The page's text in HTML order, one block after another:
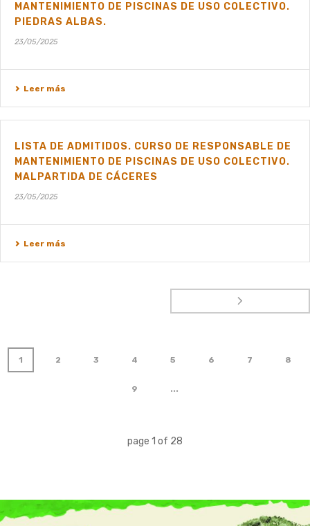
MANTENIMIENTO DE PISCINAS DE USO COLECTIVO.
PIEDRAS ALBAS.
23/05/2025
Leer más
LISTA DE ADMITIDOS. CURSO DE RESPONSABLE DE
MANTENIMIENTO DE PISCINAS DE USO COLECTIVO.
MALPARTIDA DE CÁCERES
23/05/2025
Leer más
1 2 3 4 5 6 7 8
9 ...
page 1 of 28